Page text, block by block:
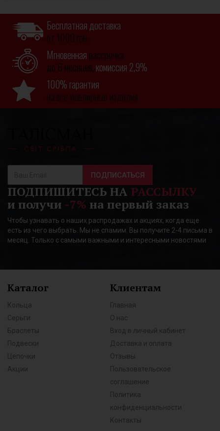
Бесплатная доставка
от 1000 грн.
Мгновенная рассрочка
до 6 месяцев, комиссия 2,9%
100% гарантия
на все ювелирные изделия
ПОДПИСАТЬСЯ
ПОДПИШИТЕСЬ НА РАССЫЛКУ
и получи -7% на первый заказ
Чтобы узнавать о наших распродажах и акциях, когда еще
есть из чего выбрать. Мы не спамим. Вы получите 2-4 письма в
месяц. Только с самыми важными и интересными новостями
Каталог
Кольца
Серьги
Браслеты
Подвески
Цепочки
Акции
Клиентам
Главная
О нас
Вход в личный кабинет
Доставка и оплата
Отзывы
Пользовательское
соглашение
Политика
конфиденциальности
Контакты